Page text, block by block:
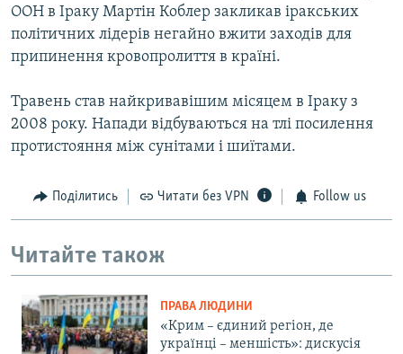
ООН в Іраку Мартін Коблер закликав іракських
політичних лідерів негайно вжити заходів для
припинення кровопролиття в країні.
Травень став найкривавішим місяцем в Іраку з
2008 року. Напади відбуваються на тлі посилення
протистояння між сунітами і шиїтами.
Поділитись Читати без VPN Follow us
Читайте також
ПРАВА ЛЮДИНИ
«Крим – єдиний регіон, де
українці – меншість»: дискусія